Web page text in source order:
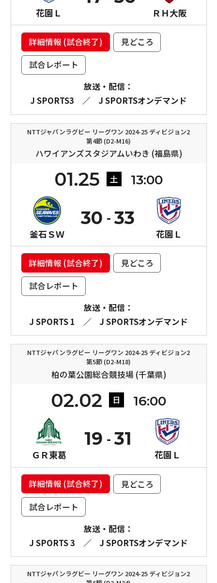
花園Ｌ ＲＨ大阪
詳細情報 (試合終了)
見どころ
試合レポート
放送・配信：
J SPORTS3
／ J SPORTSオンデマンド
NTTジャパンラグビー リーグワン 2024-25 ディビジョン2
第4節 (D2-M16)
ハワイアンズスタジアムいわき (福島県)
01.25 土 13:00
釜石ＳＷ
30
花園Ｌ
33
詳細情報 (試合終了)
見どころ
試合レポート
放送・配信：
J SPORTS 1
／ J SPORTSオンデマンド
NTTジャパンラグビー リーグワン 2024-25 ディビジョン2
第5節 (D2-M18)
柏の葉公園総合競技場 (千葉県)
02.02 日 16:00
ＧＲ東葛
19
花園Ｌ
31
詳細情報 (試合終了)
見どころ
試合レポート
放送・配信：
J SPORTS 3
／ J SPORTSオンデマンド
NTTジャパンラグビー リーグワン 2024-25 ディビジョン2